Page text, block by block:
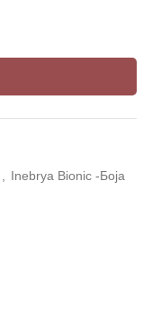
Inebrya Bionic -Боја